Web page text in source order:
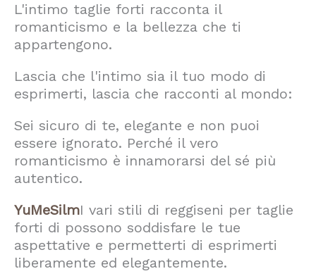
L'intimo taglie forti racconta il
romanticismo e la bellezza che ti
appartengono.
Lascia che l'intimo sia il tuo modo di
esprimerti, lascia che racconti al mondo:
Sei sicuro di te, elegante e non puoi
essere ignorato. Perché il vero
romanticismo è innamorarsi del sé più
autentico.
YuMeSilmI vari stili di reggiseni per taglie
forti di possono soddisfare le tue
aspettative e permetterti di esprimerti
liberamente ed elegantemente.